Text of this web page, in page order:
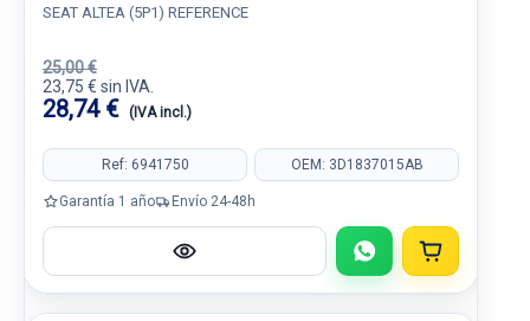
SEAT ALTEA (5P1) REFERENCE
25,00 €
23,75 € sin IVA.
28,74 € (IVA incl.)
Ref: 6941750 OEM: 3D1837015AB
Garantía 1 año Envío 24-48h